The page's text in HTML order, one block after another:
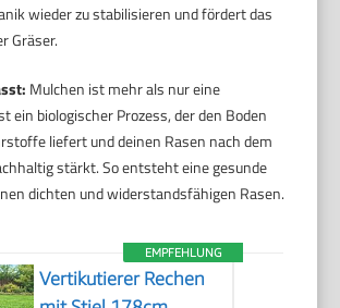
wieder zu stabilisieren und fördert das
Gräser.
Mulchen ist mehr als nur eine
ein biologischer Prozess, der den Boden
liefert und deinen Rasen nach dem
stärkt. So entsteht eine gesunde
dichten und widerstandsfähigen Rasen.
EMPFEHLUNG
Vertikutierer Rechen